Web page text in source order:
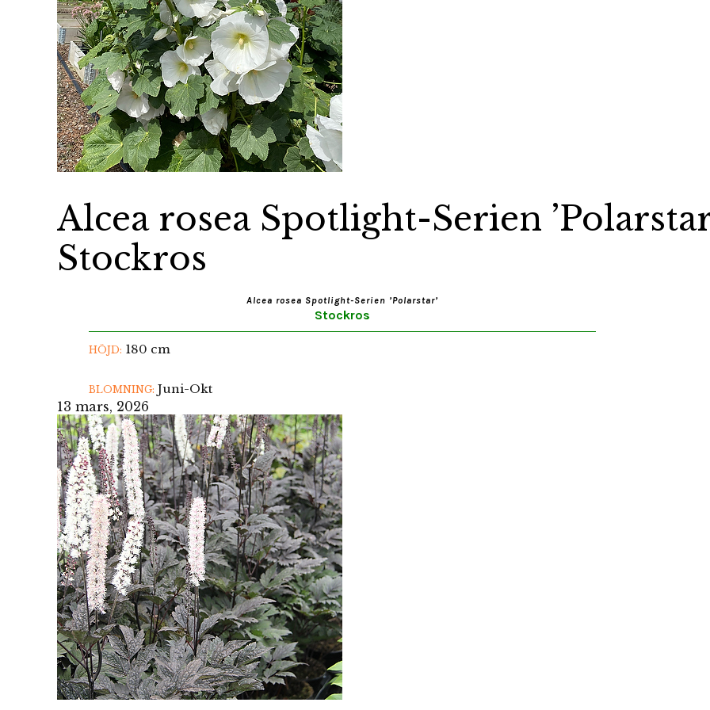
Alcea rosea Spotlight-Serien
Stockros
Alcea rosea Spotlight-Serien ’Polarstar’
Stockros
HÖJD: 180 cm
BLOMNING: Juni-Okt
13 mars, 2026